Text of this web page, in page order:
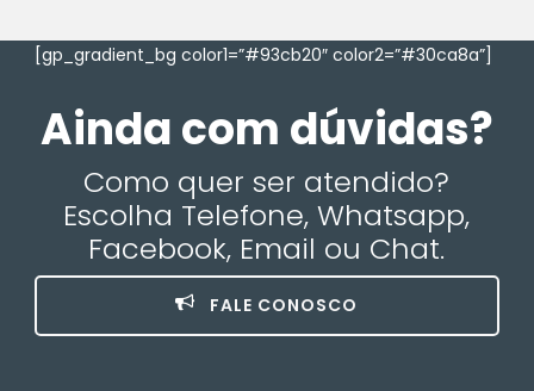
[gp_gradient_bg color1=”#93cb20″ color2=”#30ca8a”]
Ainda com dúvidas?
Como quer ser atendido?
Escolha Telefone, Whatsapp,
Facebook, Email ou Chat.
FALE CONOSCO